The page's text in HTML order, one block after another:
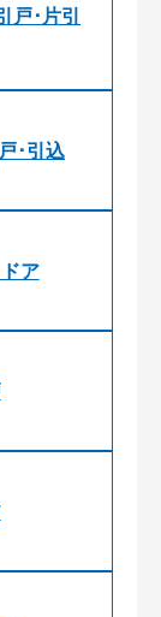
戸･片引
･引込
ア